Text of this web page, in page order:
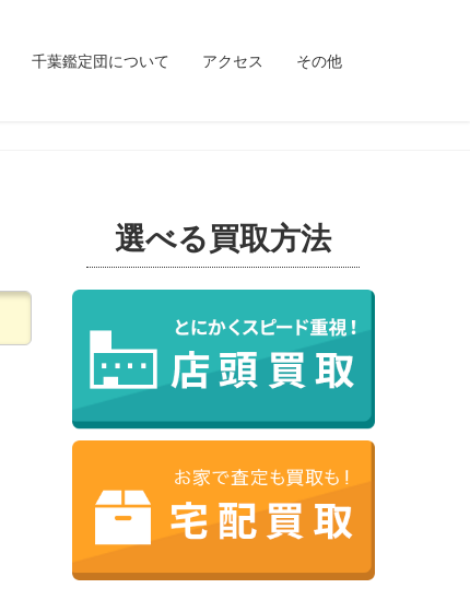
千葉鑑定団について アクセス その他
選べる買取方法